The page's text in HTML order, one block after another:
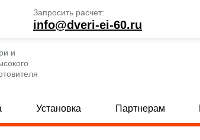
Запросить расчет:
info@dveri-ei-60.ru
и
Установка Партнерам